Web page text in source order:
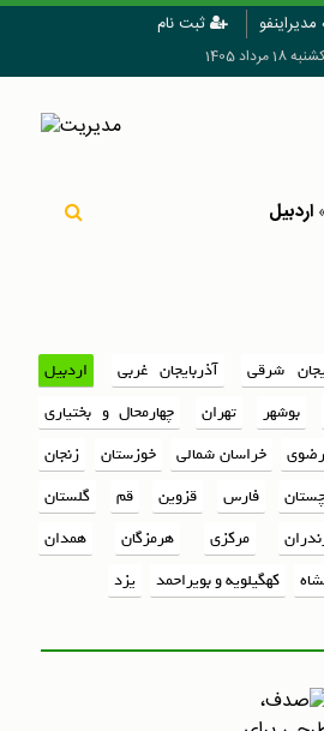
ثبت نام
18 مرداد 1405
اردبیل
شرقی آذربایجان غربی
اردبیل
بوشهر تهران
چهارمحال و بختیاری
خراسان شمالی خوزستان
زنجان
فارس قزوین قم
گلستان
مرکزی هرمزگان
همدان
کهگیلویه و بویراحمد یزد